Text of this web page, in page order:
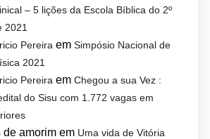
– 5 lições da Escola Bíblica do 2º
2021
Pereira em Simpósio Nacional de
2021
Pereira em Chegou a sua Vez :
do Sisu com 1.772 vagas em
de amorim em Uma vida de Vitória